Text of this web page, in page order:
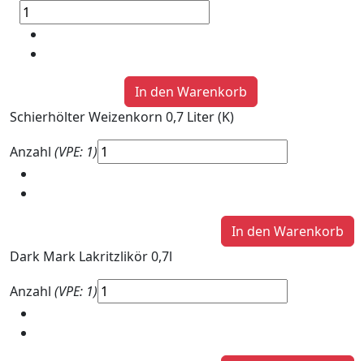
Schierhölter Weizenkorn 0,7 Liter (K)
Anzahl (VPE: 1)
Dark Mark Lakritzlikör 0,7l
Anzahl (VPE: 1)